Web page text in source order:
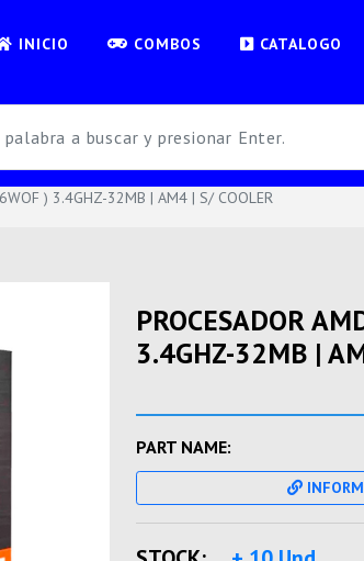
INICIO COMBOS CATALOGO
) 3.4GHZ-32MB | AM4 | S/ COOLER
PROCESADOR
3.4GHZ-32MB |
PART NAME: